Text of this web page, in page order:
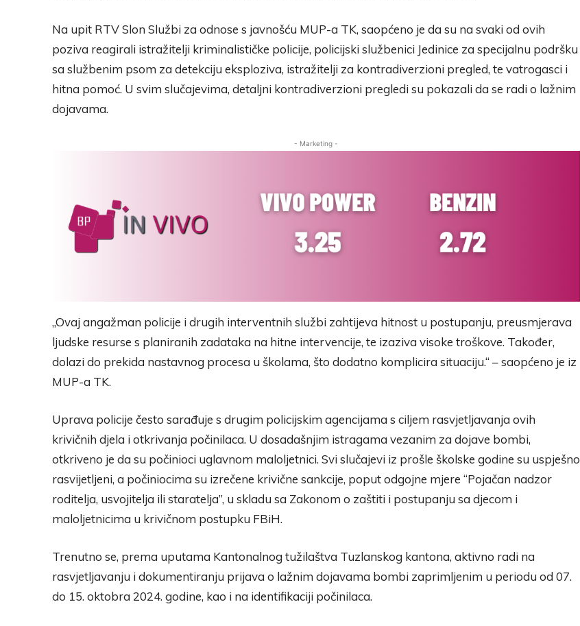
Na upit RTV Slon Službi za odnose s javnošću MUP-a TK, saopćeno je da su na svaki od ovih
poziva reagirali istražitelji kriminalističke policije, policijski službenici Jedinice za specijalnu podršku
sa službenim psom za detekciju eksploziva, istražitelji za kontradiverzioni pregled, te vatrogasci i
hitna pomoć. U svim slučajevima, detaljni kontradiverzioni pregledi su pokazali da se radi o lažnim
dojavama.
- Marketing -
„Ovaj angažman policije i drugih interventnih službi zahtijeva hitnost u postupanju, preusmjerava
ljudske resurse s planiranih zadataka na hitne intervencije, te izaziva visoke troškove. Također,
dolazi do prekida nastavnog procesa u školama, što dodatno komplicira situaciju.“ – saopćeno je iz
MUP-a TK.
Uprava policije često sarađuje s drugim policijskim agencijama s ciljem rasvjetljavanja ovih
krivičnih djela i otkrivanja počinilaca. U dosadašnjim istragama vezanim za dojave bombi,
otkriveno je da su počinioci uglavnom maloljetnici. Svi slučajevi iz prošle školske godine su uspješno
rasvijetljeni, a počiniocima su izrečene krivične sankcije, poput odgojne mjere “Pojačan nadzor
roditelja, usvojitelja ili staratelja”, u skladu sa Zakonom o zaštiti i postupanju sa djecom i
maloljetnicima u krivičnom postupku FBiH.
Trenutno se, prema uputama Kantonalnog tužilaštva Tuzlanskog kantona, aktivno radi na
rasvjetljavanju i dokumentiranju prijava o lažnim dojavama bombi zaprimljenim u periodu od 07.
do 15. oktobra 2024. godine, kao i na identifikaciji počinilaca.